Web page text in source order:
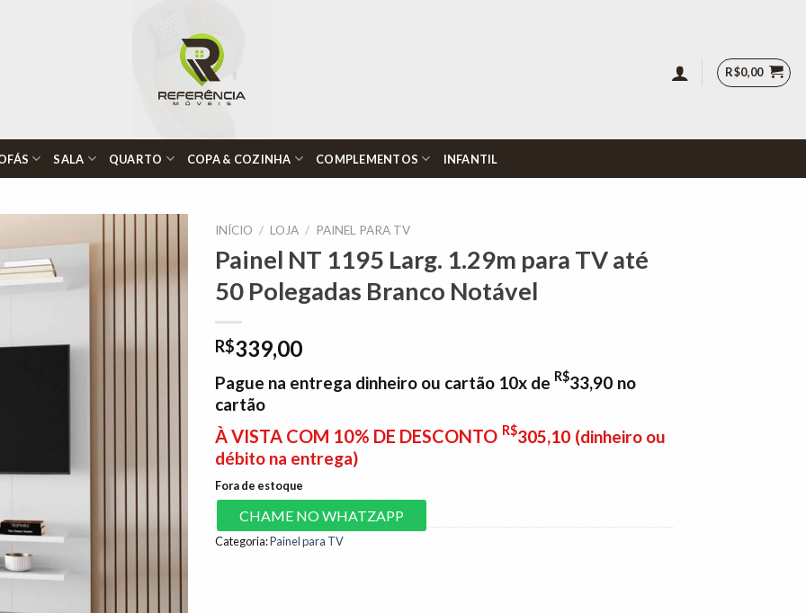
R$0,00
SALA QUARTO COPA & COZINHA COMPLEMENTOS INFANTIL
INÍCIO / LOJA / PAINEL PARA TV
Painel NT 1195 Larg. 1.29m para TV até
50 Polegadas Branco Notável
R$339,00
Pague na entrega dinheiro ou cartão 10x de R$33,90 no
cartão
À VISTA COM 10% DE DESCONTO R$305,10 (dinheiro ou
débito na entrega)
Fora de estoque
CHAME NO WHATZAPP
Categoria:Painel para TV